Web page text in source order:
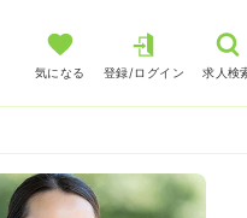
気になる 登録/ログイン 求人検